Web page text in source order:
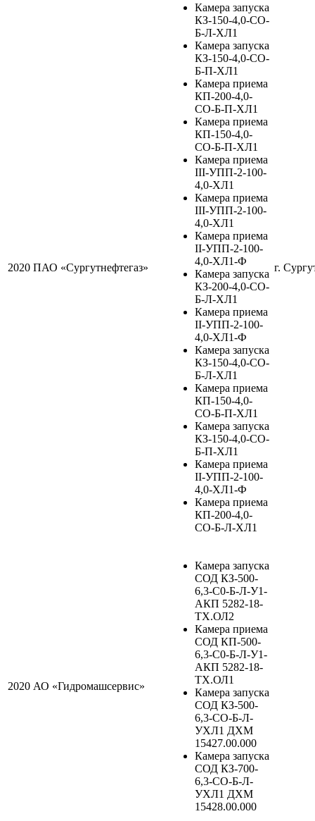
2020 ПАО «Сургутнефтегаз»
Камера запуска
КЗ-150-4,0-СО-
Б-Л-ХЛ1
Камера запуска
КЗ-150-4,0-СО-
Б-П-ХЛ1
Камера приема
КП-200-4,0-
СО-Б-П-ХЛ1
Камера приема
КП-150-4,0-
СО-Б-П-ХЛ1
Камера приема
III-УПП-2-100-
4,0-ХЛ1
Камера приема
III-УПП-2-100-
4,0-ХЛ1
Камера приема
II-УПП-2-100-
4,0-ХЛ1-Ф
Камера запуска
КЗ-200-4,0-СО-
Б-Л-ХЛ1
Камера приема
II-УПП-2-100-
4,0-ХЛ1-Ф
Камера запуска
КЗ-150-4,0-СО-
Б-Л-ХЛ1
Камера приема
КП-150-4,0-
СО-Б-П-ХЛ1
Камера запуска
КЗ-150-4,0-СО-
Б-П-ХЛ1
Камера приема
II-УПП-2-100-
4,0-ХЛ1-Ф
Камера приема
КП-200-4,0-
СО-Б-Л-ХЛ1
г.
2020 АО «Гидромашсервис»
Камера запуска
СОД КЗ-500-
6,3-С0-Б-Л-У1-
АКП 5282-18-
ТХ.ОЛ2
Камера приема
СОД КП-500-
6,3-С0-Б-Л-У1-
АКП 5282-18-
ТХ.ОЛ1
Камера запуска
СОД КЗ-500-
6,3-СО-Б-Л-
УХЛ1 ДХМ
15427.00.000
Камера запуска
СОД КЗ-700-
6,3-СО-Б-Л-
УХЛ1 ДХМ
15428.00.000